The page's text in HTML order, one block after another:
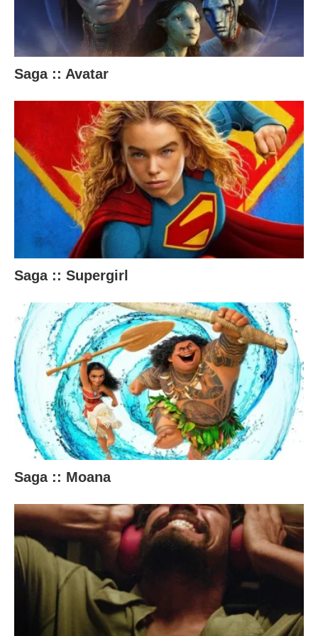
ú
d
o
b
a
Saga :: Avatar
Saga :: Supergirl
Saga :: Moana